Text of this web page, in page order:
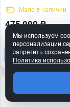
Мало в наличии
475 990 ₽
Мы используем
персонализации
запретить
Политика